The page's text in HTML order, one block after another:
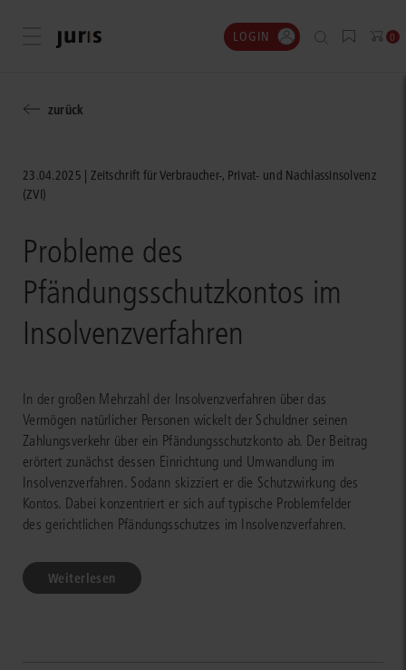
Menü öffnen LOGIN 0
zurück
23.04.2025
Zeitschrift für Verbraucher-, Privat- und Nachlassinsolvenz
(ZVI)
Probleme des
Pfändungsschutzkontos im
Insolvenzverfahren
In der großen Mehrzahl der Insolvenzverfahren über das
Vermögen natürlicher Personen wickelt der Schuldner seinen
Zahlungsverkehr über ein Pfändungsschutzkonto ab. Der Beitrag
erörtert zunächst dessen Einrichtung und Umwandlung im
Insolvenzverfahren. Sodann skizziert er die Schutzwirkung des
Kontos. Dabei konzentriert er sich auf typische Problemfelder
des gerichtlichen Pfändungsschutzes im Insolvenzverfahren.
Weiterlesen